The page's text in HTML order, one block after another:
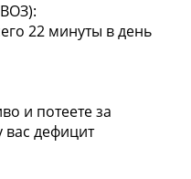
22 минуты в день
и потеете за
дефицит